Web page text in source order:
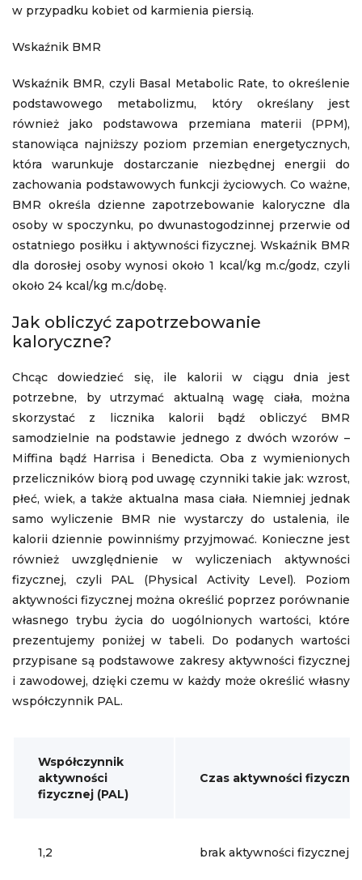
w przypadku kobiet od karmienia piersią.
Wskaźnik BMR
Wskaźnik BMR, czyli Basal Metabolic Rate, to określenie
podstawowego metabolizmu, który określany jest
również jako podstawowa przemiana materii (PPM),
stanowiąca najniższy poziom przemian energetycznych,
która warunkuje dostarczanie niezbędnej energii do
zachowania podstawowych funkcji życiowych. Co ważne,
BMR określa dzienne zapotrzebowanie kaloryczne dla
osoby w spoczynku, po dwunastogodzinnej przerwie od
ostatniego posiłku i aktywności fizycznej. Wskaźnik BMR
dla dorosłej osoby wynosi około 1 kcal/kg m.c/godz, czyli
około 24 kcal/kg m.c/dobę.
Jak obliczyć zapotrzebowanie
kaloryczne?
Chcąc dowiedzieć się, ile kalorii w ciągu dnia jest
potrzebne, by utrzymać aktualną wagę ciała, można
skorzystać z licznika kalorii bądź obliczyć BMR
samodzielnie na podstawie jednego z dwóch wzorów –
Miffina bądź Harrisa i Benedicta. Oba z wymienionych
przeliczników biorą pod uwagę czynniki takie jak: wzrost,
płeć, wiek, a także aktualna masa ciała. Niemniej jednak
samo wyliczenie BMR nie wystarczy do ustalenia, ile
kalorii dziennie powinniśmy przyjmować. Konieczne jest
również uwzględnienie w wyliczeniach aktywności
fizycznej, czyli PAL (Physical Activity Level). Poziom
aktywności fizycznej można określić poprzez porównanie
własnego trybu życia do uogólnionych wartości, które
prezentujemy poniżej w tabeli. Do podanych wartości
przypisane są podstawowe zakresy aktywności fizycznej
i zawodowej, dzięki czemu w każdy może określić własny
współczynnik PAL.
Współczynnik
aktywności
fizycznej (PAL)
Czas aktywności fizycznej
1,2 brak aktywności fizycznej